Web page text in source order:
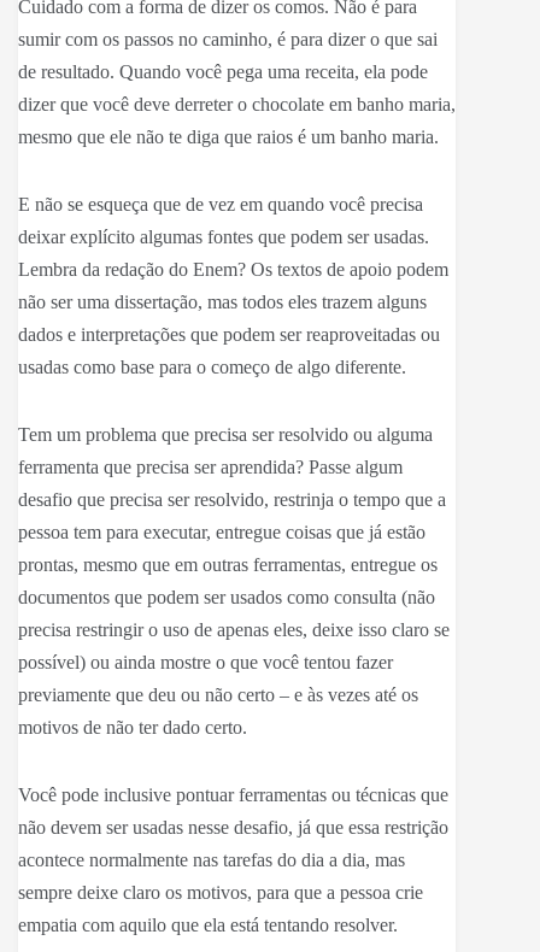
Cuidado com a forma de dizer os comos. Não é para
sumir com os passos no caminho, é para dizer o que sai
de resultado. Quando você pega uma receita, ela pode
dizer que você deve derreter o chocolate em banho maria,
mesmo que ele não te diga que raios é um banho maria.
E não se esqueça que de vez em quando você precisa
deixar explícito algumas fontes que podem ser usadas.
Lembra da redação do Enem? Os textos de apoio podem
não ser uma dissertação, mas todos eles trazem alguns
dados e interpretações que podem ser reaproveitadas ou
usadas como base para o começo de algo diferente.
Tem um problema que precisa ser resolvido ou alguma
ferramenta que precisa ser aprendida? Passe algum
desafio que precisa ser resolvido, restrinja o tempo que a
pessoa tem para executar, entregue coisas que já estão
prontas, mesmo que em outras ferramentas, entregue os
documentos que podem ser usados como consulta (não
precisa restringir o uso de apenas eles, deixe isso claro se
possível) ou ainda mostre o que você tentou fazer
previamente que deu ou não certo – e às vezes até os
motivos de não ter dado certo.
Você pode inclusive pontuar ferramentas ou técnicas que
não devem ser usadas nesse desafio, já que essa restrição
acontece normalmente nas tarefas do dia a dia, mas
sempre deixe claro os motivos, para que a pessoa crie
empatia com aquilo que ela está tentando resolver.